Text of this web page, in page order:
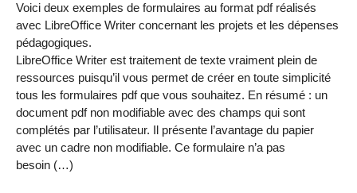
Voici deux exemples de formulaires au format pdf réalisés
avec LibreOffice Writer concernant les projets et les dépenses
pédagogiques.
LibreOffice Writer est traitement de texte vraiment plein de
ressources puisqu’il vous permet de créer en toute simplicité
tous les formulaires pdf que vous souhaitez. En résumé : un
document pdf non modifiable avec des champs qui sont
complétés par l’utilisateur. Il présente l’avantage du papier
avec un cadre non modifiable. Ce formulaire n’a pas
besoin (…)